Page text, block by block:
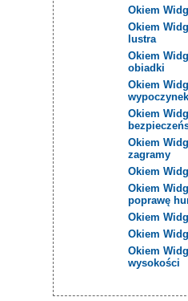
Okiem
Okiem
lustra
Okiem
obiadki
Okiem
wypoczynek
Okiem
Okiem
zagramy
Okiem
Okiem
poprawę
Okiem
Okiem
Okiem
wysokości